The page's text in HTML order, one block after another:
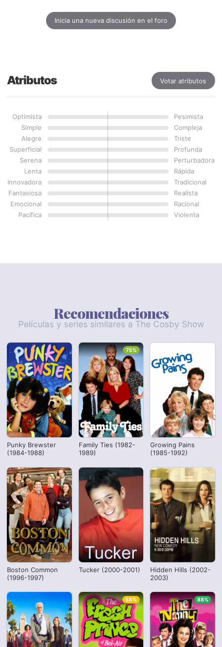
Inicia una nueva discusión en el foro
Atributos Votar atributos
Optimista
Pesimista
Simple
Compleja
Alegre
Triste
Superficial
Profunda
Serena
Perturbadora
Lenta
Rápida
Innovadora
Tradicional
Fantasiosa
Realista
Emocional
Racional
Pacífica
Violenta
Recomendaciones
Películas y series similares a The Cosby Show
Punky Brewster
(1984-1988)
Family Ties (1982-
1989)
75%
Growing Pains
(1985-1992)
Boston Common
(1996-1997)
Tucker (2000-2001)
Hidden Hills (2002-
2003)
58% 88%